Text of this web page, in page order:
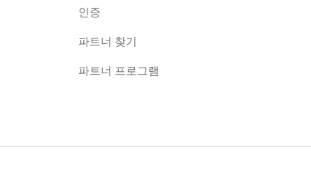
인증
파트너 찾기
파트너 프로그램